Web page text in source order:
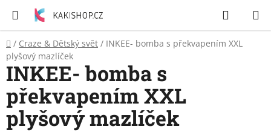
obsah
Hledat
Zubní
pasty
Péče
o
tělo
Domů
/ Craze & Dětský svět / INKEE- bomba s překvapením XXL
plyšový mazlíček
INKEE- bomba s
překvapením XXL
plyšový mazlíček